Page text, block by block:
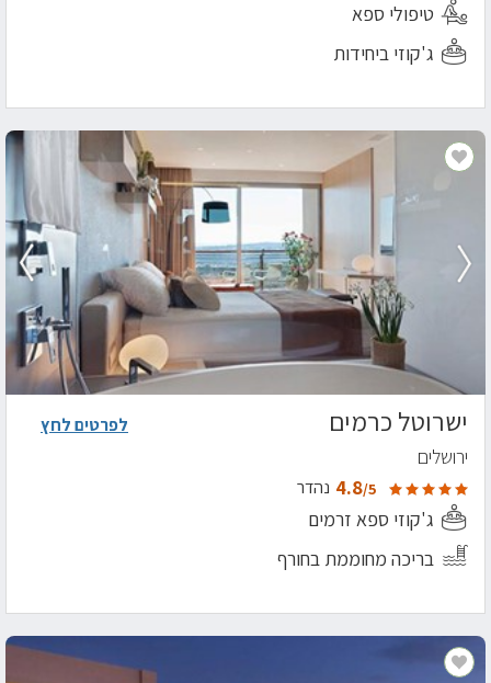
טיפולי ספא
ג'קוזי ביחידות
ישרוטל כרמים
ירושלים
4.8/5 נהדר
ג'קוזי ספא זרמים
בריכה מחוממת בחורף
לפרטים לחץ